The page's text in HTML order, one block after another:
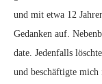
und mit etwa 12
Gedanken auf.
date. Jedenfalls
und beschäftigte